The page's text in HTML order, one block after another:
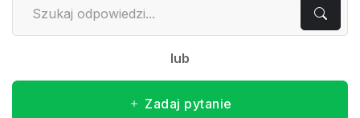
lub
Zadaj pytanie